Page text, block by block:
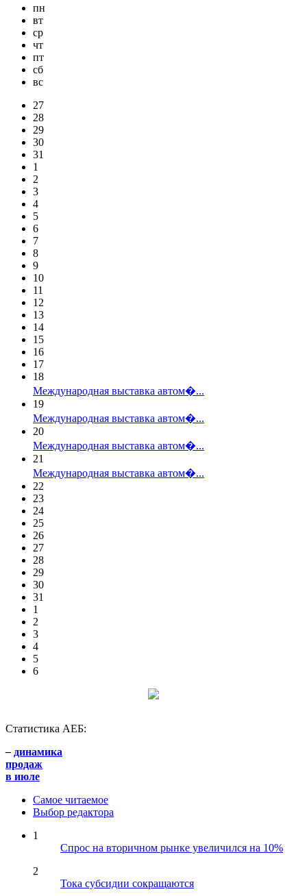
пн
вт
ср
чт
пт
сб
вс
27
28
29
30
31
1
2
3
4
5
6
7
8
9
10
11
12
13
14
15
16
17
18
Международная выставка автом�...
19
Международная выставка автом�...
20
Международная выставка автом�...
21
Международная выставка автом�...
22
23
24
25
26
27
28
29
30
31
1
2
3
4
5
6
Статистика АЕБ:
– динамика
продаж
в июле
Самое читаемое
Выбор редактора
1
Спрос на вторичном рынке увеличился на 10%
2
Тока субсидии сокращаются